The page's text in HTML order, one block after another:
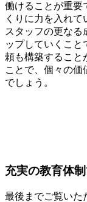
働けることが重要
くりに力を入れて
スタッフの更なる
ップしていくこと
頼も構築すること
ことで、個々の価
でしょう。
充実の教育体
最後までご覧いた